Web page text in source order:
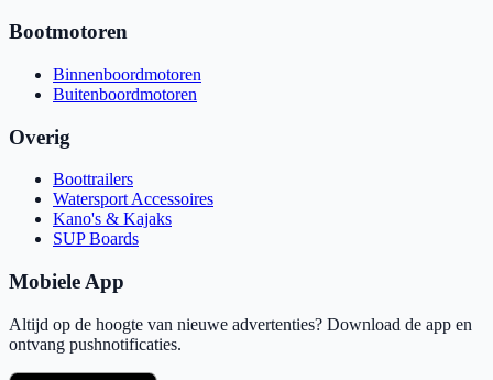
Bootmotoren
Binnenboordmotoren
Buitenboordmotoren
Overig
Boottrailers
Watersport Accessoires
Kano's & Kajaks
SUP Boards
Mobiele App
Altijd op de hoogte van nieuwe advertenties? Download de app en
ontvang pushnotificaties.